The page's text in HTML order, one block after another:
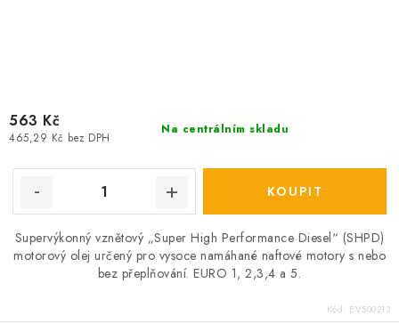
Na centrálním skladu
465,29 Kč bez DPH
563 Kč
Supervýkonný vznětový „Super High Performance Diesel“ (SHPD)
motorový olej určený pro vysoce namáhané naftové motory s nebo
bez přeplňování. EURO 1, 2,3,4 a 5.
Kód: EV500213